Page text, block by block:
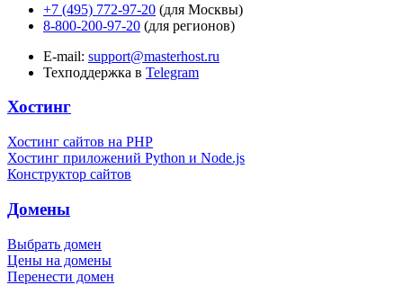
+7 (495) 772-97-20 (для Москвы)
8-800-200-97-20 (для регионов)
E-mail: support@masterhost.ru
Техподдержка в Telegram
Хостинг
Хостинг сайтов на PHP
Хостинг приложений Python и Node.js
Конструктор сайтов
Домены
Выбрать домен
Цены на домены
Перенести домен